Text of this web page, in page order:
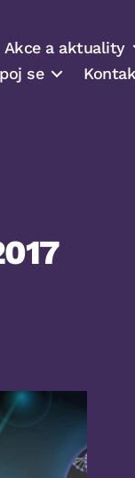
Akce a aktuality
se